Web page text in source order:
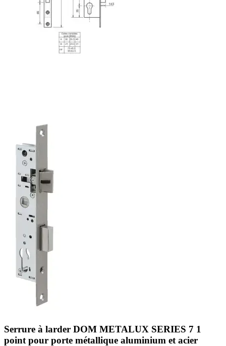
Serrure à larder DOM METALUX SERIES 7 1
point pour porte métallique aluminium et acier